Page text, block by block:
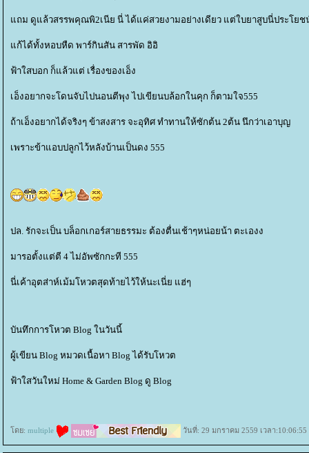
ถม ดูแล้วสรรพคุณพิ2เนีย นี่ ได้แค่สวยงามอย่างเดียว แต่ใบยาสูบนี่ประโย
ก้ได้ทั้งหอบหืด พาร์กินสัน สารพัด อิอิ
ฟ้าใสบอก ก็แล้วแต่ เรื่องของเอ็ง
เอ็งอยากจะโดนจับไปนอนตีพุง ไปเขียนบล้อกในคุก ก็ตามใจ555
ถ้าเอ็งอยากได้จริงๆ ข้าสงสาร จะอุทิศ ทำทานให้ซักต้น 2ต้น นึกว่าเอาบุญ
เพราะข้าแอบปลูกไว้หลังบ้านเป็นดง 555
ปล. รักจะเป็น บล็อกเกอร์สายธรรมะ ต้องตื่นเช้าๆหน่อยน้า ตะเองง
มารอตั้งแต่ตี 4 ไม่อัพซักกะที 555
นี่เค้าอุตส่าห์เม้มโหวตสุดท้ายไว้ให้นะเนี่ย แฮ่ๆ
บันทึกการโหวต Blog ในวันนี้
ผู้เขียน Blog หมวดเนื้อหา Blog ได้รับโหวต
ฟ้าใสวันใหม่ Home & Garden Blog ดู Blog
ดย: multiple วันที่: 29 มกราคม 2559 เวลา